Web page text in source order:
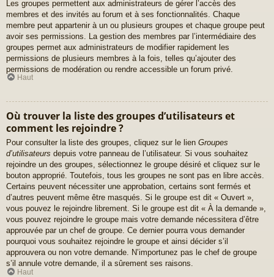
Les groupes permettent aux administrateurs de gérer l’accès des
membres et des invités au forum et à ses fonctionnalités. Chaque
membre peut appartenir à un ou plusieurs groupes et chaque groupe peut
avoir ses permissions. La gestion des membres par l’intermédiaire des
groupes permet aux administrateurs de modifier rapidement les
permissions de plusieurs membres à la fois, telles qu’ajouter des
permissions de modération ou rendre accessible un forum privé.
Haut
Où trouver la liste des groupes d’utilisateurs et
comment les rejoindre ?
Pour consulter la liste des groupes, cliquez sur le lien Groupes
d’utilisateurs depuis votre panneau de l’utilisateur. Si vous souhaitez
rejoindre un des groupes, sélectionnez le groupe désiré et cliquez sur le
bouton approprié. Toutefois, tous les groupes ne sont pas en libre accès.
Certains peuvent nécessiter une approbation, certains sont fermés et
d’autres peuvent même être masqués. Si le groupe est dit « Ouvert »,
vous pouvez le rejoindre librement. Si le groupe est dit « À la demande »,
vous pouvez rejoindre le groupe mais votre demande nécessitera d’être
approuvée par un chef de groupe. Ce dernier pourra vous demander
pourquoi vous souhaitez rejoindre le groupe et ainsi décider s’il
approuvera ou non votre demande. N’importunez pas le chef de groupe
s’il annule votre demande, il a sûrement ses raisons.
Haut